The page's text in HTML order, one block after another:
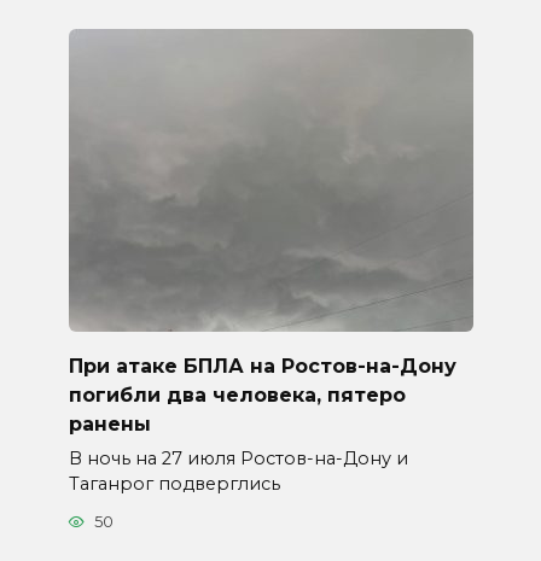
При атаке БПЛА на Ростов-на-Дону
погибли два человека, пятеро
ранены
В ночь на 27 июля Ростов-на-Дону и
Таганрог подверглись
50